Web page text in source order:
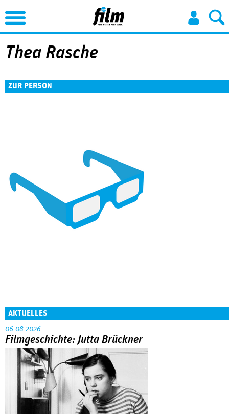
Jump to Navigation
Thea Rasche
ZUR PERSON
AKTUELLES
06.08.2026
Filmgeschichte: Jutta Brückner